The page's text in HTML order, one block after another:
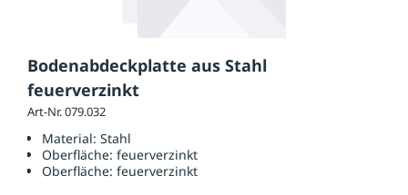
Bodenabdeckplatte aus Stahl
feuerverzinkt
Art-Nr. 079.032
Material: Stahl
Oberfläche: feuerverzinkt
Oberfläche: feuerverzinkt